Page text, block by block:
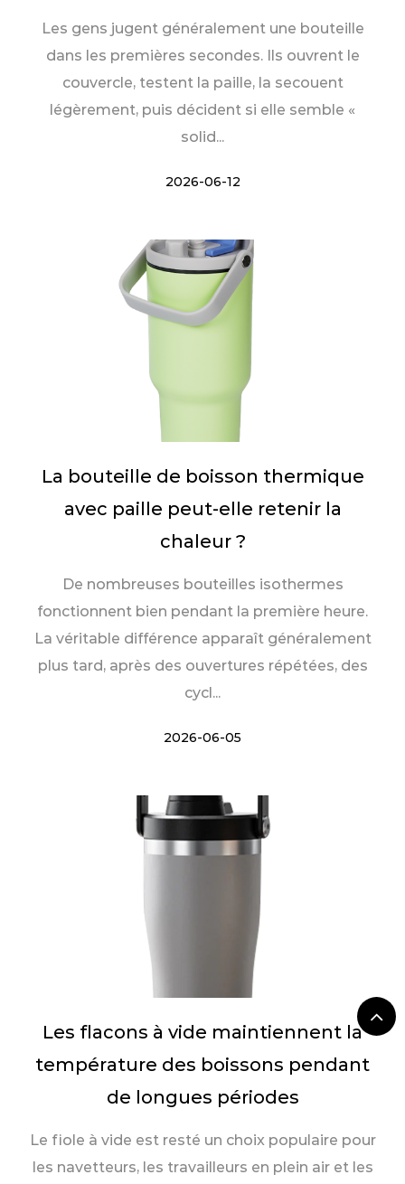
Les gens jugent généralement une bouteille
dans les premières secondes. Ils ouvrent le
couvercle, testent la paille, la secouent
légèrement, puis décident si elle semble «
solid...
2026-06-12
La bouteille de boisson thermique
avec paille peut-elle retenir la
chaleur ?
De nombreuses bouteilles isothermes
fonctionnent bien pendant la première heure.
La véritable différence apparaît généralement
plus tard, après des ouvertures répétées, des
cycl...
2026-06-05
Les flacons à vide maintiennent la
température des boissons pendant
de longues périodes
Le fiole à vide est resté un choix populaire pour
les navetteurs, les travailleurs en plein air et les